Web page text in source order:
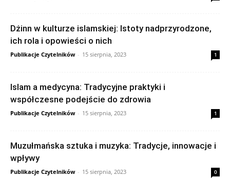
Dżinn w kulturze islamskiej: Istoty nadprzyrodzone,
ich rola i opowieści o nich
Publikacje Czytelników - 15 sierpnia, 2023 1
Islam a medycyna: Tradycyjne praktyki i
współczesne podejście do zdrowia
Publikacje Czytelników - 15 sierpnia, 2023 1
Muzułmańska sztuka i muzyka: Tradycje, innowacje i
wpływy
Publikacje Czytelników - 15 sierpnia, 2023 0